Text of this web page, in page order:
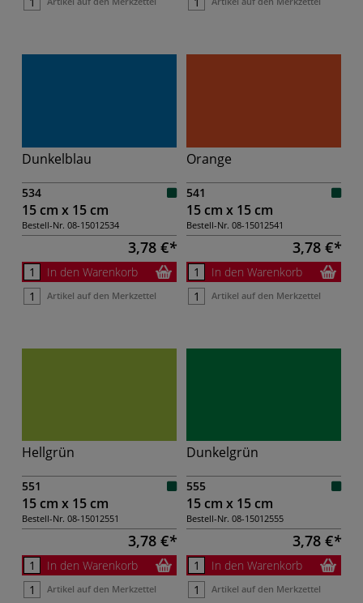
Dunkelblau
534
15 cm x 15 cm
Bestell-Nr. 08-15012534
3,78 €
In den Warenkorb
Artikel auf den Merkzettel
Orange
541
15 cm x 15 cm
Bestell-Nr. 08-15012541
3,78 €
In den Warenkorb
Artikel auf den Merkzettel
Hellgrün
551
15 cm x 15 cm
Bestell-Nr. 08-15012551
3,78 €
In den Warenkorb
Artikel auf den Merkzettel
Dunkelgrün
555
15 cm x 15 cm
Bestell-Nr. 08-15012555
3,78 €
In den Warenkorb
Artikel auf den Merkzettel